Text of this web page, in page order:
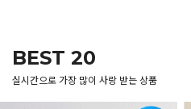
BEST 20
실시간으로 가장 많이 사랑 받는 상품